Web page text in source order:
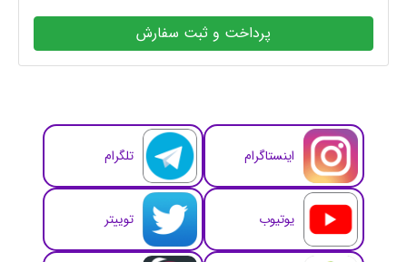
پرداخت و ثبت سفارش
اینستاگرام تلگرام
یوتیوب توییتر